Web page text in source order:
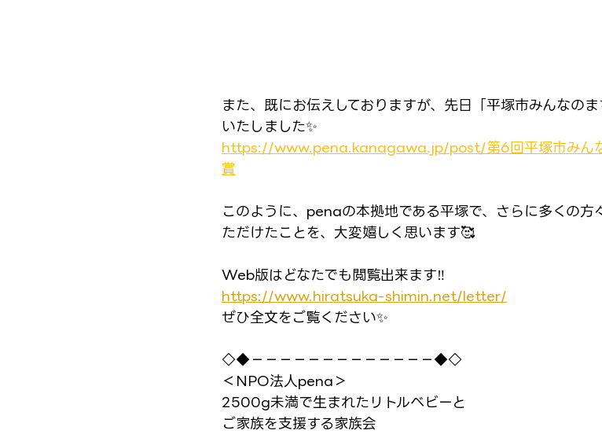
また、既にお伝えしておりますが、先日「平塚市みんなの
いたしました✨
https://www.pena.kanagawa.jp/post/第6回平塚市みん
賞
このように、penaの本拠地である平塚で、さらに多くの方
ただけたことを、大変嬉しく思います🥰
Web版はどなたでも閲覧出来ます‼️
https://www.hiratsuka-shimin.net/letter/
ぜひ全文をご覧ください✨
◇◆－－－－－－－－－－－－－◆◇
＜NPO法人pena＞
2500g未満で生まれたリトルベビーと
ご家族を支援する家族会